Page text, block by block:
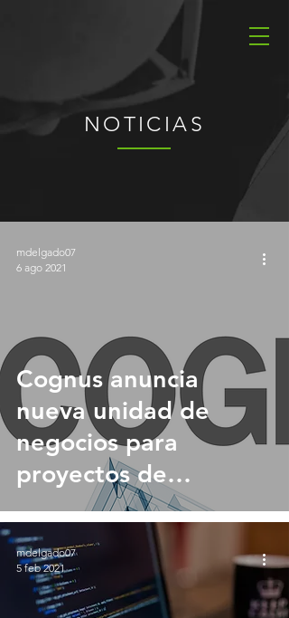
NOTICIAS
Cognus anuncia
nueva unidad de
negocios para
proyectos de
Transformación
Digital
mdelgado07
6 ago 2021
mdelgado07
5 feb 2021